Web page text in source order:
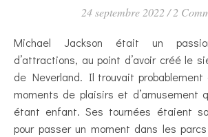
24 septembre 2022 / 2
Michael Jackson était un passionné des parcs
d’attractions, au point d’avoir créé le
de Neverland. Il trouvait probablement
moments de plaisirs et d’amusement
étant enfant. Ses tournées étaient
pour passer un moment dans les